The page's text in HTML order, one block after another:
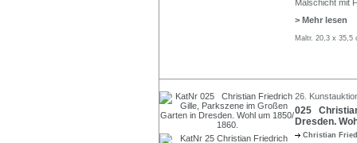
Malschicht mit
> Mehr lesen
Maltr. 20,3 x 35,5
26.
025
Dresden.
Christian